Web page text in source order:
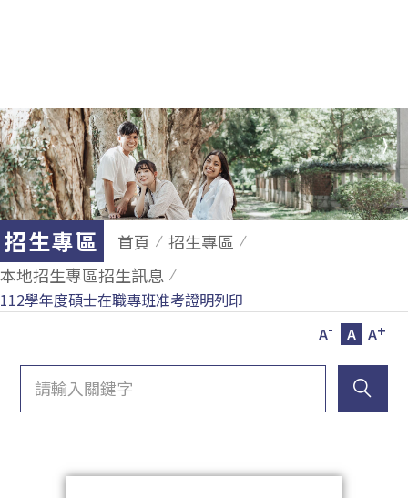
招生專區 首頁
招生專區
本地招生專區招生訊息
112學年度碩士在職專班准考證明列印
A- A A+